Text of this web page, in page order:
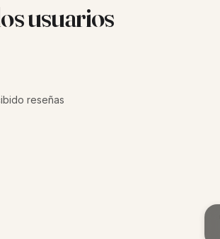
usuarios
reseñas